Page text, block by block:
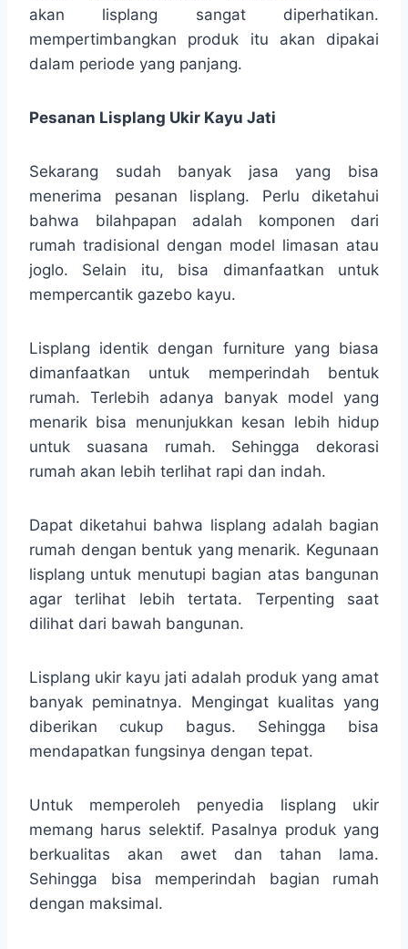
akan lisplang sangat diperhatikan.
mempertimbangkan produk itu akan dipakai
dalam periode yang panjang.
Pesanan Lisplang Ukir Kayu Jati
Sekarang sudah banyak jasa yang bisa
menerima pesanan lisplang. Perlu diketahui
bahwa bilahpapan adalah komponen dari
rumah tradisional dengan model limasan atau
joglo. Selain itu, bisa dimanfaatkan untuk
mempercantik gazebo kayu.
Lisplang identik dengan furniture yang biasa
dimanfaatkan untuk memperindah bentuk
rumah. Terlebih adanya banyak model yang
menarik bisa menunjukkan kesan lebih hidup
untuk suasana rumah. Sehingga dekorasi
rumah akan lebih terlihat rapi dan indah.
Dapat diketahui bahwa lisplang adalah bagian
rumah dengan bentuk yang menarik. Kegunaan
lisplang untuk menutupi bagian atas bangunan
agar terlihat lebih tertata. Terpenting saat
dilihat dari bawah bangunan.
Lisplang ukir kayu jati adalah produk yang amat
banyak peminatnya. Mengingat kualitas yang
diberikan cukup bagus. Sehingga bisa
mendapatkan fungsinya dengan tepat.
Untuk memperoleh penyedia lisplang ukir
memang harus selektif. Pasalnya produk yang
berkualitas akan awet dan tahan lama.
Sehingga bisa memperindah bagian rumah
dengan maksimal.